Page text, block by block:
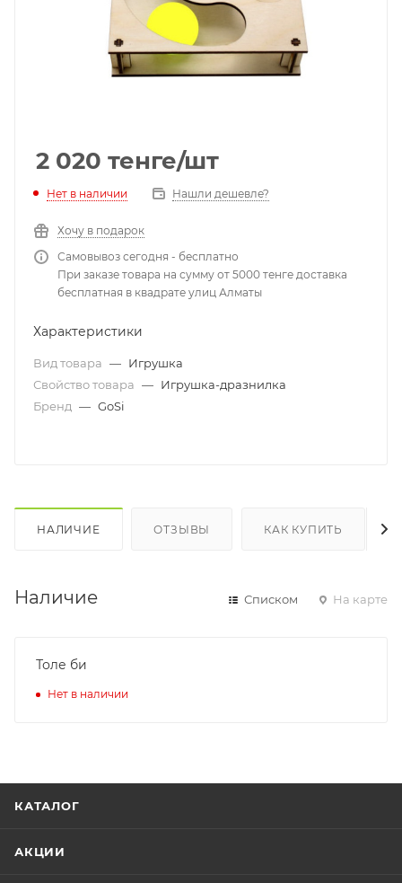
2 020 тенге/шт
Нет в наличии Нашли дешевле?
Хочу в подарок
Самовывоз сегодня - бесплатно
При заказе товара на сумму от 5000 тенге доставка
бесплатная в квадрате улиц Алматы
Характеристики
Вид товара — Игрушка
Свойство товара — Игрушка-дразнилка
Бренд — GoSi
НАЛИЧИЕ ОТЗЫВЫ КАК КУПИТЬ
Наличие Списком На карте
Толе би
Нет в наличии
КАТАЛОГ
АКЦИИ